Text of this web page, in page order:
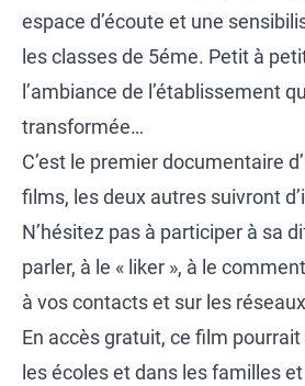
espace d’écoute et une
les classes de 5éme. Petit à
l’ambiance de l’établissement
transformée…
C’est le premier documentaire
films, les deux autres suivront
N’hésitez pas à participer à sa
parler, à le « liker », à le
à vos contacts et sur les
En accès gratuit, ce film
les écoles et dans les familles et